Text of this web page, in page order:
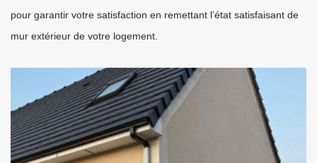
pour garantir votre satisfaction en remettant l’état satisfaisant de
mur extérieur de votre logement.